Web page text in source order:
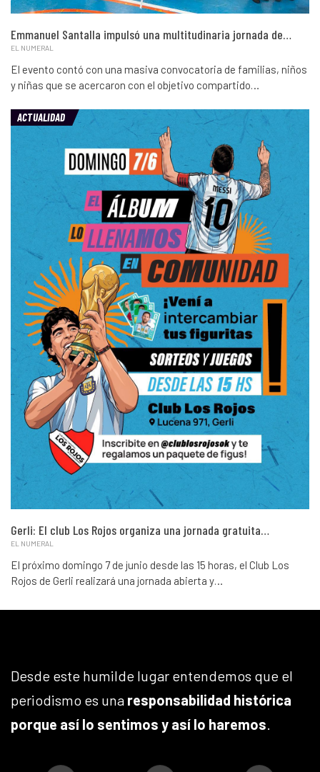
Emmanuel Santalla impulsó una multitudinaria jornada de…
EL NUMERAL
El evento contó con una masiva convocatoria de familias, niños
y niñas que se acercaron con el objetivo compartido…
ACTUALIDAD
Gerli: El club Los Rojos organiza una jornada gratuita…
EL NUMERAL
El próximo domingo 7 de junio desde las 15 horas, el Club Los
Rojos de Gerli realizará una jornada abierta y…
Desde este humilde lugar entendemos que el
periodismo es una responsabilidad histórica
porque así lo sentimos y así lo haremos.